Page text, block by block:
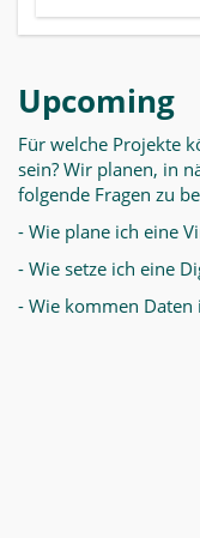
Upcoming
Für welche Projekte
sein? Wir planen, in
folgende Fragen zu
- Wie plane ich eine
- Wie setze ich eine
- Wie kommen Daten